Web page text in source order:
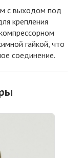
с выходом под
крепления
гайкой, что
соединение.